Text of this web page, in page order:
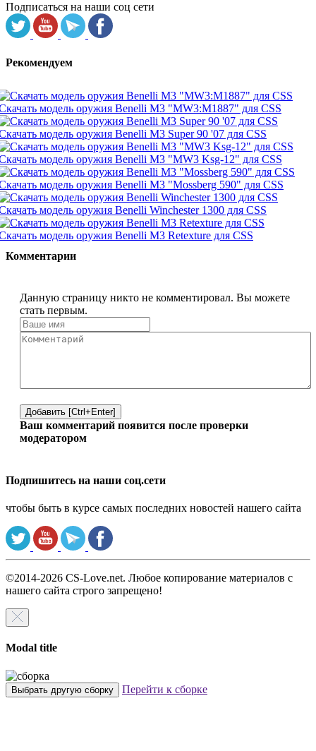
Подписаться на наши соц сети
Рекомендуем
модель оружия Benelli M3 "MW3:M1887" для CSS
модель оружия Benelli M3 Super 90 '07 для CSS
модель оружия Benelli M3 "MW3 Ksg-12" для CSS
модель оружия Benelli M3 "Mossberg 590" для CSS
модель оружия Benelli Winchester 1300 для CSS
модель оружия Benelli M3 Retexture для CSS
Комментарии
Данную страницу никто не комментировал. Вы можете
стать первым.
Добавить [Ctrl+Enter]
Ваш комментарий появится после проверки
модератором
Подпишитесь на наши соц.сети
чтобы быть в курсе самых последних новостей нашего сайта
©2014-2026 CS-Love.net. Любое копирование материалов с
нашего сайта строго запрещено!
Modal title
Выбрать другую сборку Перейти к сборке